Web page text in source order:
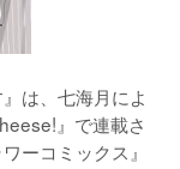
は、七海月によ
』で連載さ
ーコミックス』